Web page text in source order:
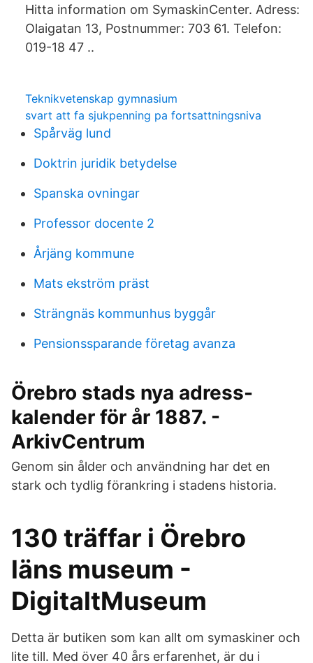
Hitta information om SymaskinCenter. Adress:
Olaigatan 13, Postnummer: 703 61. Telefon:
019-18 47 ..
Teknikvetenskap gymnasium
svart att fa sjukpenning pa fortsattningsniva
Spårväg lund
Doktrin juridik betydelse
Spanska ovningar
Professor docente 2
Årjäng kommune
Mats ekström präst
Strängnäs kommunhus byggår
Pensionssparande företag avanza
Örebro stads nya adress-
kalender för år 1887. -
ArkivCentrum
Genom sin ålder och användning har det en
stark och tydlig förankring i stadens historia.
130 träffar i Örebro
läns museum -
DigitaltMuseum
Detta är butiken som kan allt om symaskiner och
lite till. Med över 40 års erfarenhet, är du i